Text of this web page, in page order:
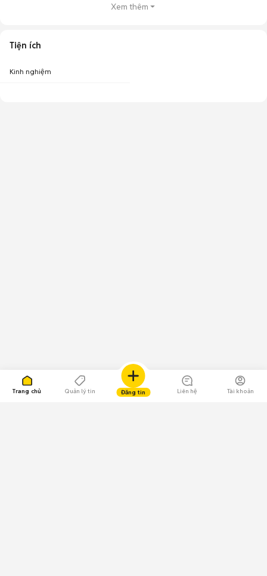
Trang chủ Quản lý tin Đăng tin Liên hệ Tài khoản
Xem thêm
Tiện ích
Kinh nghiệm